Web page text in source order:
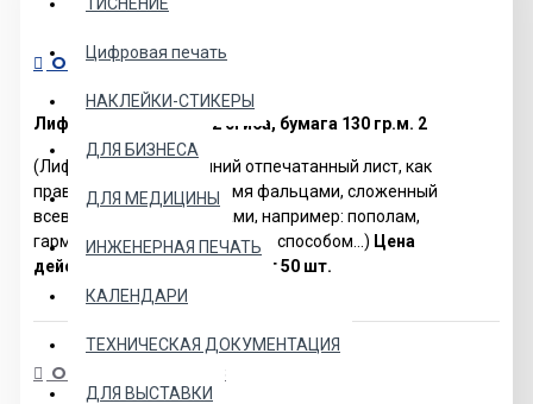
Цифровая печать
НАКЛЕЙКИ-СТИКЕРЫ
ДЛЯ БИЗНЕСА
ДЛЯ МЕДИЦИНЫ
ИНЖЕНЕРНАЯ ПЕЧАТЬ
КАЛЕНДАРИ
ТЕХНИЧЕСКАЯ ДОКУМЕНТАЦИЯ
ДЛЯ ВЫСТАВКИ
ОПИСАНИЕ
Лифлет, формат А-3, 2 сгиба, бумага 130 гр.м. 2
(Лифлет — двухсторонний отпечатанный лист, как
правило, с двумя или тремя фальцами, сложенный
всевозможными способами, например: пополам,
гармошкой или любым другим способом...) Цена
действительна при заказе от 50 шт.
ОСТАВИТЬ ОТЗЫВ